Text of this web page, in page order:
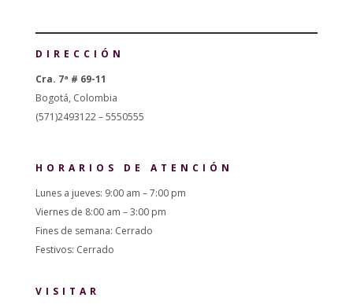
DIRECCIÓN
Cra. 7ª # 69-11
Bogotá, Colombia
(571)2493122 – 5550555
HORARIOS DE ATENCIÓN
Lunes a jueves: 9:00 am – 7:00 pm
Viernes de 8:00 am – 3:00 pm
Fines de semana: Cerrado
Festivos: Cerrado
VISITAR